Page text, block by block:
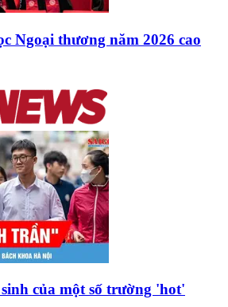
Ngoại thương năm 2026 cao
của một số trường 'hot'